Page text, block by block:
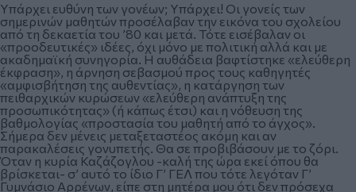
Υπάρχει ευθύνη των γονέων; Υπάρχει! Οι γονείς των
σημερινών μαθητών προσέλαβαν την εικόνα του σχολείου
από τη δεκαετία του ’80 και μετά. Τότε εισέβαλαν οι
«προοδευτικές» ιδέες, όχι μόνο με πολιτική αλλά και με
ακαδημαϊκή συνηγορία. Η αυθάδεια βαφτίστηκε «ελεύθερη
έκφραση», η άρνηση σεβασμού προς τους καθηγητές
«αμφισβήτηση της αυθεντίας», η κατάργηση των
πειθαρχικών κυρώσεων «ελεύθερη ανάπτυξη της
προσωπικότητας» (ή κάπως έτσι) και η νόθευση της
βαθμολογίας «προστασία του μαθητή από το άγχος».
Σήμερα δεν μένεις μεταξεταστέος ακόμη και αν
παρακαλέσεις γονυπετής. Θα σε προβιβάσουν με το ζόρι.
Όταν η κυρία Καζάζογλου -καλή της ώρα εκεί όπου θα
βρίσκεται- σ’ αυτό το ίδιο Γ’ ΓΕΛ που τότε λεγόταν Γ’
Γυμνάσιο Αρρένων, είπε στη μητέρα μου ότι δεν πρόσεχα